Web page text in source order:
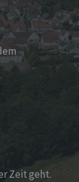
Zeit geht.